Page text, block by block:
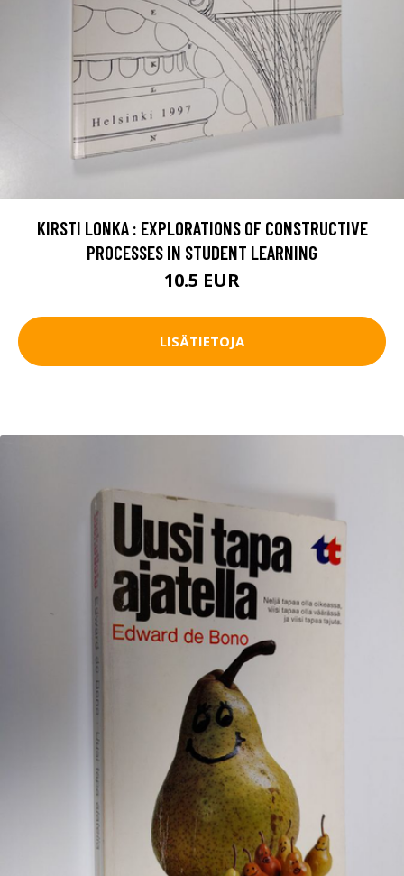
KIRSTI LONKA : EXPLORATIONS OF CONSTRUCTIVE
PROCESSES IN STUDENT LEARNING
10.5 EUR
LISÄTIETOJA